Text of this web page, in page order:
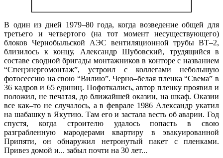
В один из дней 1979–80 года, когда возведение общей для
третьего и четвертого (на тот момент несуществующего)
блоков Чернобыльской АЭС вентиляционной трубы ВТ–2,
близилось к концу, Александр Шубовский, трудящийся в
составе сводной бригады монтажников в конторе с названием
“Спецэнергомонтаж”, устроил с коллегами небольшую
фотосессию на свою “Вилию”. Черно–белая пленка “Свема” в
36 кадров и 65 единиц. Пофоткались, автор пленку проявил и
положил, не печатая, до ближайшей оказии, на шкаф. Оказии
все как–то не случалось, а в феврале 1986 Александр укатил
на шабашку в Якутию. Там его и застала весть об аварии. Год
спустя, когда строителю удалось попасть в свою
разграбленную мародерами квартиру в эвакуированной
Припяти, он обнаружил нетронутый пакет с пленками.
Привез домой и... забыл почти на 30 лет...